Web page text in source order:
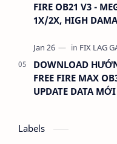
FIRE OB21 V3 -
1X/2X, HIGH
DOWNLOAD
FREE FIRE MAX
UPDATE DATA
Labels